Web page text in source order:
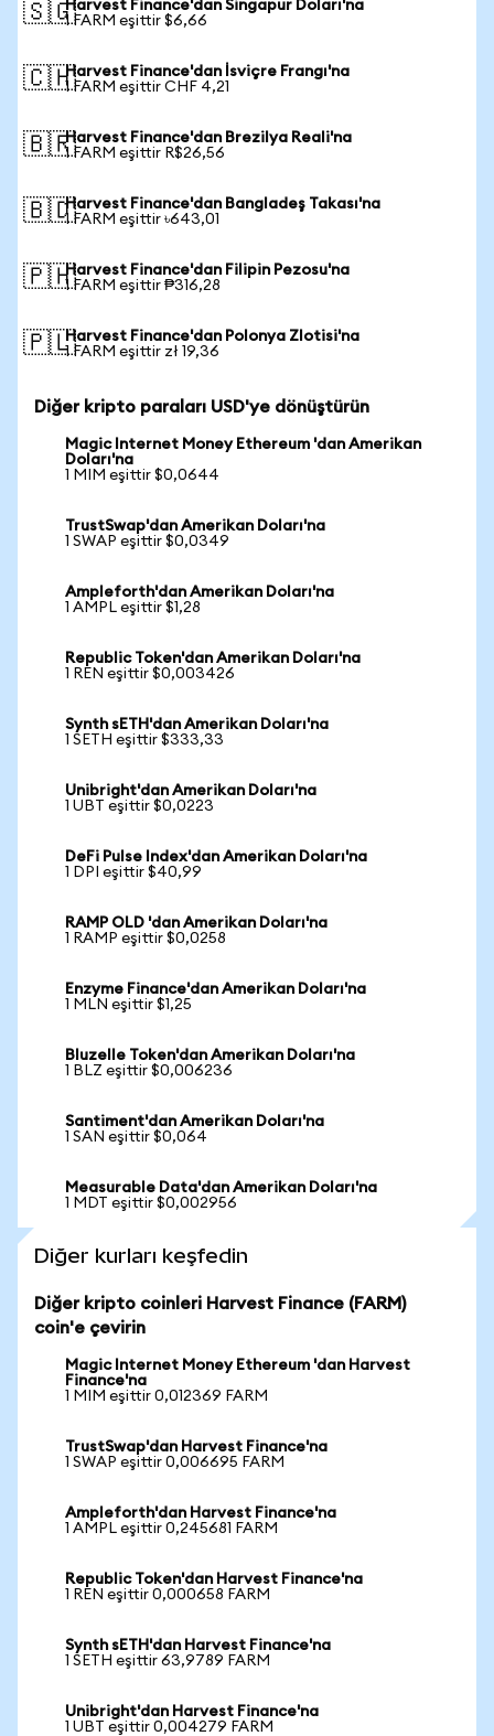
🇸🇬Harvest Finance'dan Singapur Doları'na
1 FARM eşittir $6,66
🇨🇭Harvest Finance'dan İsviçre Frangı'na
1 FARM eşittir CHF 4,21
🇧🇷Harvest Finance'dan Brezilya Reali'na
1 FARM eşittir R$26,56
🇧🇩Harvest Finance'dan Bangladeş Takası'na
1 FARM eşittir ৳643,01
🇵🇭Harvest Finance'dan Filipin Pezosu'na
1 FARM eşittir ₱316,28
🇵🇱Harvest Finance'dan Polonya Zlotisi'na
1 FARM eşittir zł 19,36
Diğer kripto paraları USD'ye dönüştürün
Magic Internet Money Ethereum 'dan Amerikan
Doları'na
1 MIM eşittir $0,0644
TrustSwap'dan Amerikan Doları'na
1 SWAP eşittir $0,0349
Ampleforth'dan Amerikan Doları'na
1 AMPL eşittir $1,28
Republic Token'dan Amerikan Doları'na
1 REN eşittir $0,003426
Synth sETH'dan Amerikan Doları'na
1 SETH eşittir $333,33
Unibright'dan Amerikan Doları'na
1 UBT eşittir $0,0223
DeFi Pulse Index'dan Amerikan Doları'na
1 DPI eşittir $40,99
RAMP OLD 'dan Amerikan Doları'na
1 RAMP eşittir $0,0258
Enzyme Finance'dan Amerikan Doları'na
1 MLN eşittir $1,25
Bluzelle Token'dan Amerikan Doları'na
1 BLZ eşittir $0,006236
Santiment'dan Amerikan Doları'na
1 SAN eşittir $0,064
Measurable Data'dan Amerikan Doları'na
1 MDT eşittir $0,002956
Diğer kurları keşfedin
Diğer kripto coinleri Harvest Finance (FARM)
coin'e çevirin
Magic Internet Money Ethereum 'dan Harvest
Finance'na
1 MIM eşittir 0,012369 FARM
TrustSwap'dan Harvest Finance'na
1 SWAP eşittir 0,006695 FARM
Ampleforth'dan Harvest Finance'na
1 AMPL eşittir 0,245681 FARM
Republic Token'dan Harvest Finance'na
1 REN eşittir 0,000658 FARM
Synth sETH'dan Harvest Finance'na
1 SETH eşittir 63,9789 FARM
Unibright'dan Harvest Finance'na
1 UBT eşittir 0,004279 FARM